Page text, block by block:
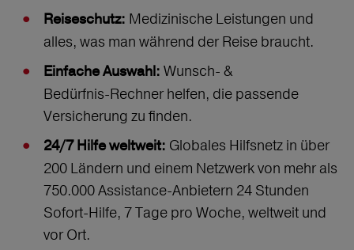
Reiseschutz: Medizinische Leistungen und
alles, was man während der Reise braucht.
Einfache Auswahl: Wunsch‑ &
Bedürfnis‑Rechner helfen, die passende
Versicherung zu finden.
24/7 Hilfe weltweit: Globales Hilfsnetz in über
200 Ländern und einem Netzwerk von mehr als
750.000 Assistance-Anbietern 24 Stunden
Sofort-Hilfe, 7 Tage pro Woche, weltweit und
vor Ort.